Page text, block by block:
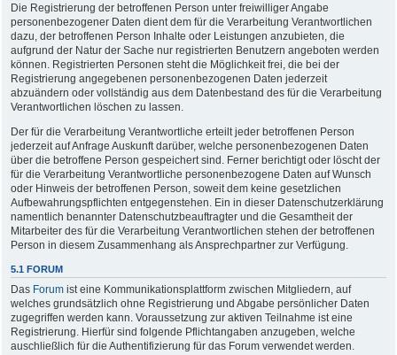
Die Registrierung der betroffenen Person unter freiwilliger Angabe
personenbezogener Daten dient dem für die Verarbeitung Verantwortlichen
dazu, der betroffenen Person Inhalte oder Leistungen anzubieten, die
aufgrund der Natur der Sache nur registrierten Benutzern angeboten werden
können. Registrierten Personen steht die Möglichkeit frei, die bei der
Registrierung angegebenen personenbezogenen Daten jederzeit
abzuändern oder vollständig aus dem Datenbestand des für die Verarbeitung
Verantwortlichen löschen zu lassen.
Der für die Verarbeitung Verantwortliche erteilt jeder betroffenen Person
jederzeit auf Anfrage Auskunft darüber, welche personenbezogenen Daten
über die betroffene Person gespeichert sind. Ferner berichtigt oder löscht der
für die Verarbeitung Verantwortliche personenbezogene Daten auf Wunsch
oder Hinweis der betroffenen Person, soweit dem keine gesetzlichen
Aufbewahrungspflichten entgegenstehen. Ein in dieser Datenschutzerklärung
namentlich benannter Datenschutzbeauftragter und die Gesamtheit der
Mitarbeiter des für die Verarbeitung Verantwortlichen stehen der betroffenen
Person in diesem Zusammenhang als Ansprechpartner zur Verfügung.
5.1 FORUM
Das Forum ist eine Kommunikationsplattform zwischen Mitgliedern, auf
welches grundsätzlich ohne Registrierung und Abgabe persönlicher Daten
zugegriffen werden kann. Voraussetzung zur aktiven Teilnahme ist eine
Registrierung. Hierfür sind folgende Pflichtangaben anzugeben, welche
auschließlich für die Authentifizierung für das Forum verwendet werden.